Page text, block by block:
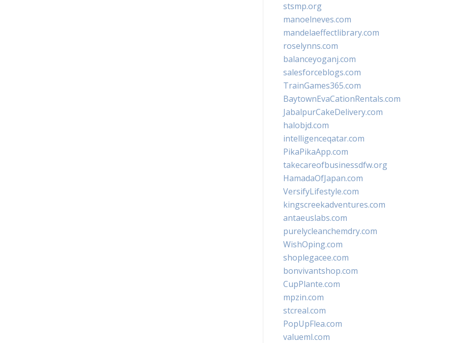
stsmp.org
manoelneves.com
mandelaeffectlibrary.com
roselynns.com
balanceyoganj.com
salesforceblogs.com
TrainGames365.com
BaytownEvaCationRentals.com
JabalpurCakeDelivery.com
halobjd.com
intelligenceqatar.com
PikaPikaApp.com
takecareofbusinessdfw.org
HamadaOfJapan.com
VersifyLifestyle.com
kingscreekadventures.com
antaeuslabs.com
purelycleanchemdry.com
WishOping.com
shoplegacee.com
bonvivantshop.com
CupPlante.com
mpzin.com
stcreal.com
PopUpFlea.com
valueml.com